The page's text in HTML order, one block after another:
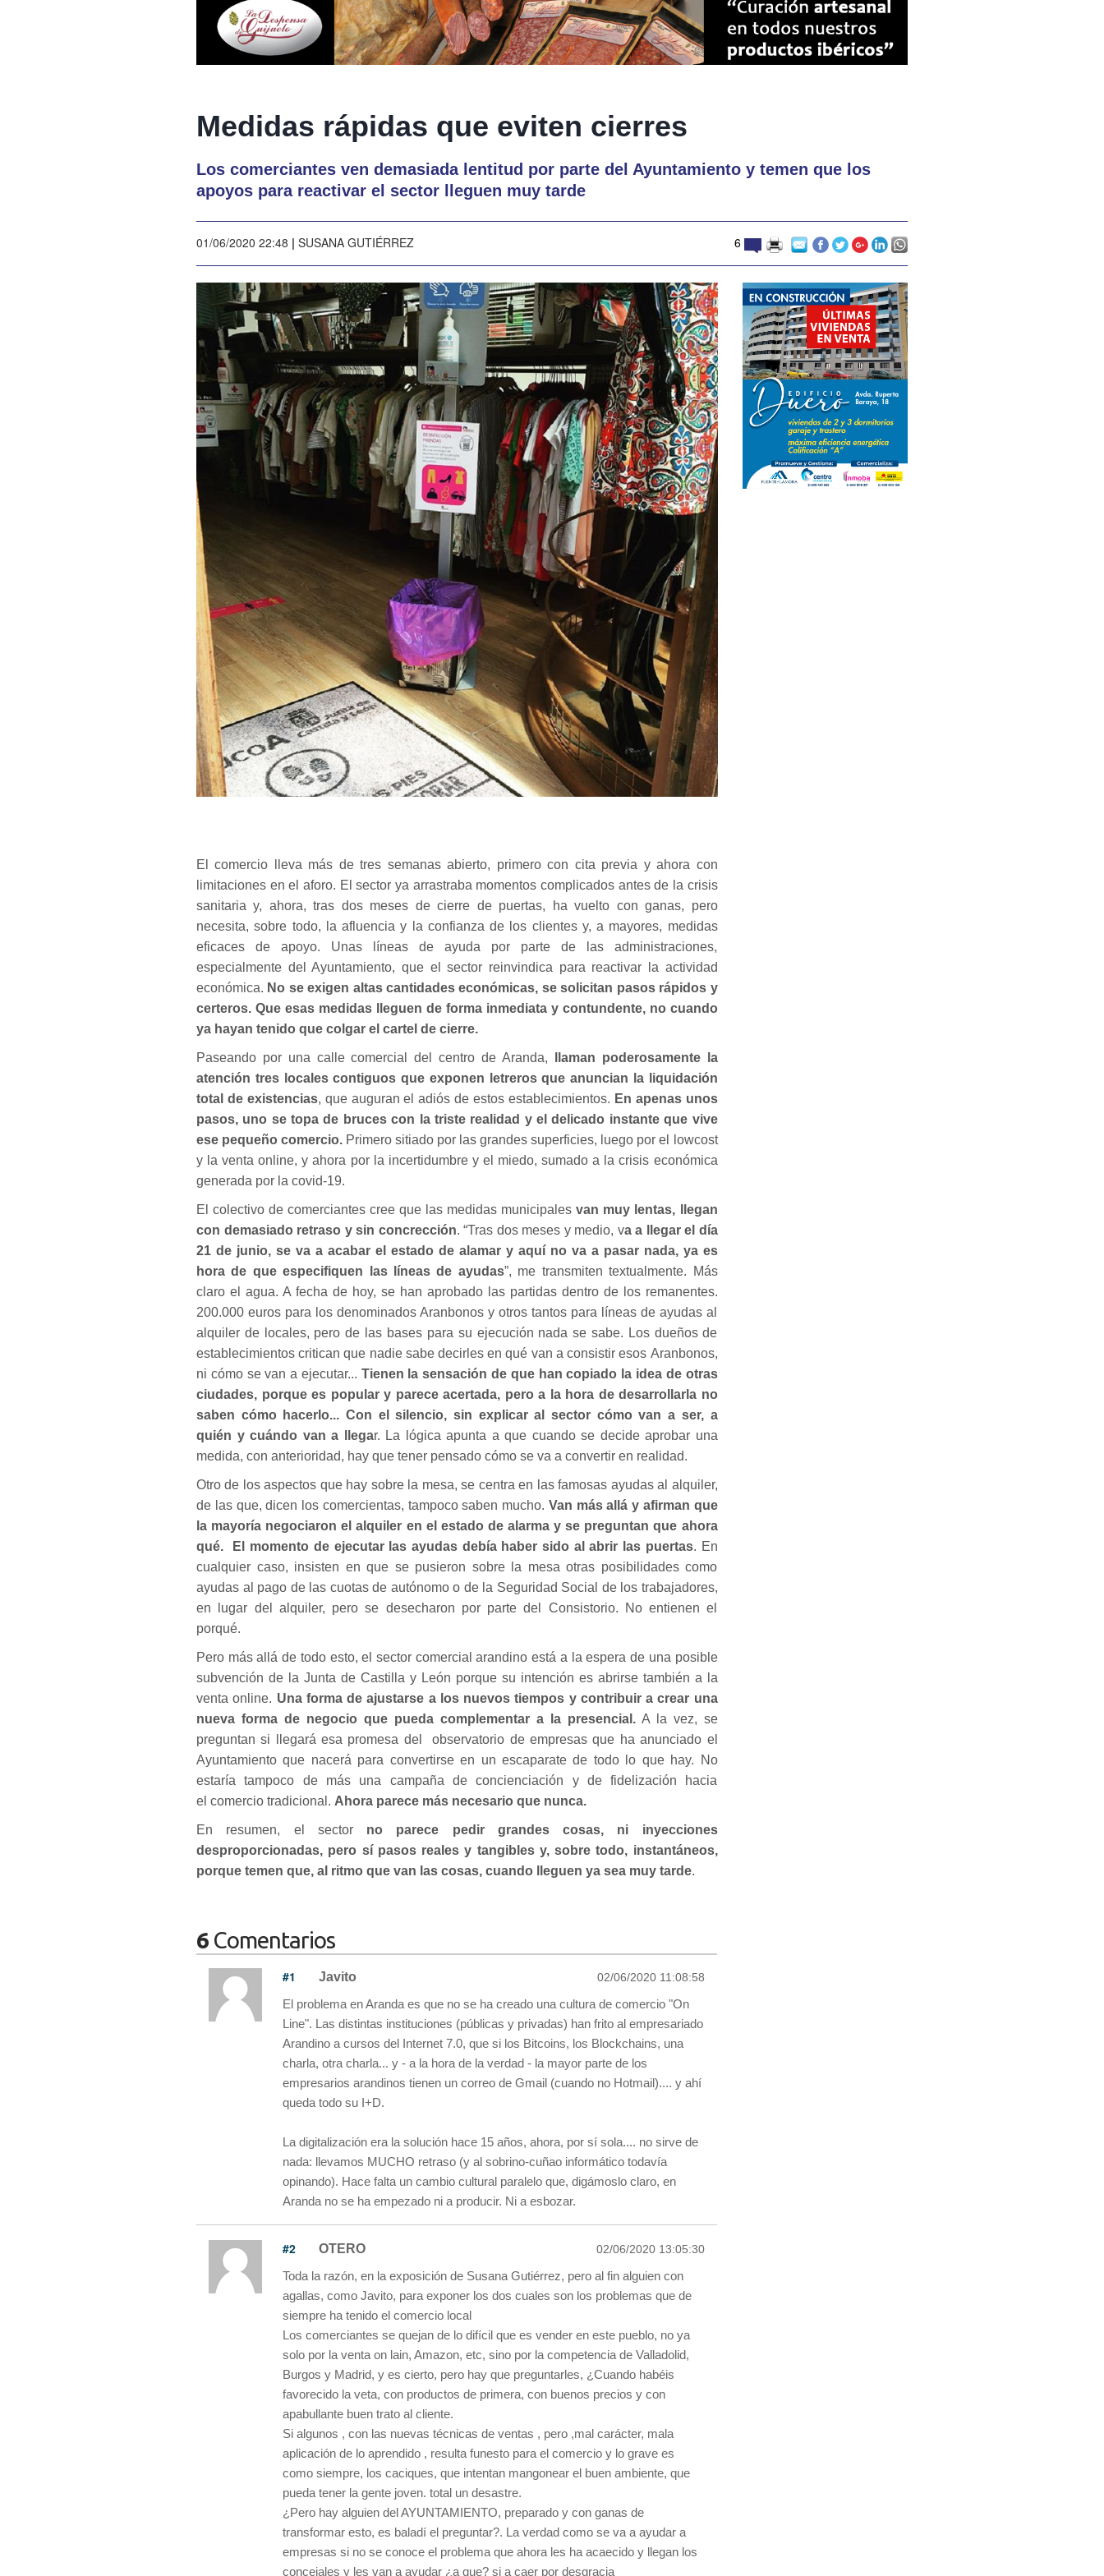
Medidas rápidas que eviten cierres
Los comerciantes ven demasiada lentitud por parte del Ayuntamiento y temen que los
apoyos para reactivar el sector lleguen muy tarde
01/06/2020 22:48 | SUSANA GUTIÉRREZ 6
El comercio lleva más de tres semanas abierto, primero con cita previa y ahora con
limitaciones en el aforo. El sector ya arrastraba momentos complicados antes de la crisis
sanitaria y, ahora, tras dos meses de cierre de puertas, ha vuelto con ganas, pero
necesita, sobre todo, la afluencia y la confianza de los clientes y, a mayores, medidas
eficaces de apoyo. Unas líneas de ayuda por parte de las administraciones,
especialmente del Ayuntamiento, que el sector reinvindica para reactivar la actividad
económica. No se exigen altas cantidades económicas, se solicitan pasos rápidos y
certeros. Que esas medidas lleguen de forma inmediata y contundente, no cuando
ya hayan tenido que colgar el cartel de cierre.
Paseando por una calle comercial del centro de Aranda,
llaman poderosamente la
atención tres locales contiguos que exponen letreros que anuncian la liquidación
total de existencias, que auguran el adiós de estos establecimientos. En apenas unos
pasos, uno se topa de bruces con la triste realidad y el delicado instante que vive
ese pequeño comercio. Primero sitiado por las grandes superficies, luego por el lowcost
y la venta online, y ahora por la incertidumbre y el miedo, sumado a la crisis económica
generada por la covid-19.
El colectivo de comerciantes cree que las medidas municipalesvan muy lentas, llegan
con demasiado retraso y sin concrección. “Tras dos meses y medio, va a llegar el día
21 de junio, se va a acabar el estado de alamar y aquí no va a pasar nada, ya es
hora de que especifiquen las líneas de ayudas”, me transmiten textualmente. Más
claro el agua. A fecha de hoy, se han aprobado las partidas dentro de los remanentes.
200.000 euros para los denominados Aranbonos y otros tantos para líneas de ayudas al
alquiler de locales, pero de las bases para su ejecución nada se sabe. Los dueños de
establecimientos critican que nadie sabe decirles en qué van a consistir esos Aranbonos,
ni cómo se van a ejecutar... Tienen la sensación de que han copiado la idea de otras
ciudades, porque es popular y parece acertada, pero a la hora de desarrollarla no
saben cómo hacerlo... Con el silencio, sin explicar al sector cómo van a ser, a
quién y cuándo van a llegar. La lógica apunta a que cuando se decide aprobar una
medida, con anterioridad, hay que tener pensado cómo se va a convertir en realidad.
Otro de los aspectos que hay sobre la mesa, se centra en las famosas ayudas al alquiler,
de las que, dicen los comercientas, tampoco saben mucho. Van más allá y afirman que
la mayoría negociaron el alquiler en el estado de alarma y se preguntan que ahora
qué. El momento de ejecutar las ayudas debía haber sido al abrir las puertas. En
cualquier caso, insisten en que se pusieron sobre la mesa otras posibilidades como
ayudas al pago de las cuotas de autónomo o de la Seguridad Social de los trabajadores,
en lugar del alquiler, pero se desecharon por parte del Consistorio. No entienen el
porqué.
Pero más allá de todo esto, el sector comercial arandino está a la espera de una posible
subvención de la Junta de Castilla y León porque su intención es abrirse también a la
venta online. Una forma de ajustarse a los nuevos tiempos y contribuir a crear una
nueva forma de negocio que pueda complementar a la presencial.A la vez, se
preguntan si llegará esa promesa del observatorio de empresas que ha anunciado el
Ayuntamiento que nacerá para convertirse en un escaparate de todo lo que hay. No
estaría tampoco de más una campaña de concienciación y de fidelización hacia
el comercio tradicional. Ahora parece más necesario que nunca.
En resumen, el sectorno parece pedir grandes cosas, ni inyecciones
desproporcionadas, pero sí pasos reales y tangibles y, sobre todo, instantáneos,
porque temen que, al ritmo que van las cosas, cuando lleguen ya sea muy tarde.
6 Comentarios
#1 Javito 02/06/2020 11:08:58
El problema en Aranda es que no se ha creado una cultura de comercio "On
Line". Las distintas instituciones (públicas y privadas) han frito al empresariado
Arandino a cursos del Internet 7.0, que si los Bitcoins, los Blockchains, una
charla, otra charla... y - a la hora de la verdad - la mayor parte de los
empresarios arandinos tienen un correo de Gmail (cuando no Hotmail).... y ahí
queda todo su I+D.
La digitalización era la solución hace 15 años, ahora, por sí sola.... no sirve de
nada: llevamos MUCHO retraso (y al sobrino-cuñao informático todavía
opinando). Hace falta un cambio cultural paralelo que, digámoslo claro, en
Aranda no se ha empezado ni a producir. Ni a esbozar.
#2 OTERO 02/06/2020 13:05:30
Toda la razón, en la exposición de Susana Gutiérrez, pero al fin alguien con
agallas, como Javito, para exponer los dos cuales son los problemas que de
siempre ha tenido el comercio local
Los comerciantes se quejan de lo difícil que es vender en este pueblo, no ya
solo por la venta on lain, Amazon, etc, sino por la competencia de Valladolid,
Burgos y Madrid, y es cierto, pero hay que preguntarles, ¿Cuando habéis
favorecido la veta, con productos de primera, con buenos precios y con
apabullante buen trato al cliente.
Si algunos , con las nuevas técnicas de ventas , pero ,mal carácter, mala
aplicación de lo aprendido , resulta funesto para el comercio y lo grave es
como siempre, los caciques, que intentan mangonear el buen ambiente, que
pueda tener la gente joven. total un desastre.
¿Pero hay alguien del AYUNTAMIENTO, preparado y con ganas de
transformar esto, es baladí el preguntar?. La verdad como se va a ayudar a
empresas si no se conoce el problema que ahora les ha acaecido y llegan los
concejales y les van a ayudar ¿a que? si a caer por desgracia